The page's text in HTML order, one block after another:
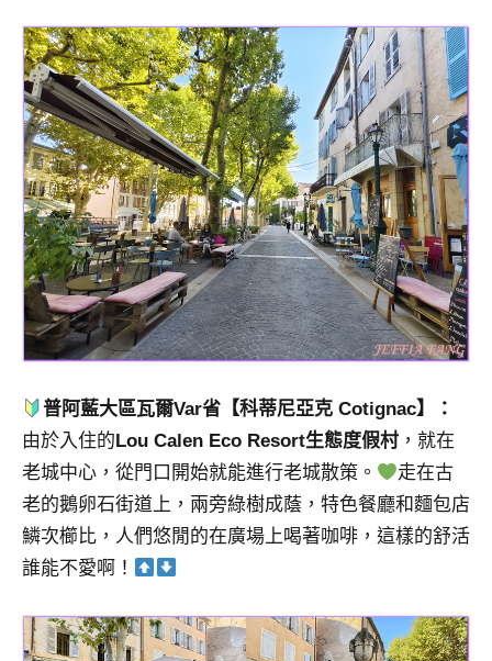
普阿藍大區瓦爾Var省 【科蒂尼亞克 Cotignac】：
由於入住的 Lou Calen Eco Resort生態度假村 ，就在
老城中心，從門口開始就能進行老城散策。
走在古
老的鵝卵石街道上，兩旁綠樹成蔭，特色餐廳和麵包店
鱗次櫛比，人們悠閒的在廣場上喝著咖啡，這樣的舒活
誰能不愛啊！